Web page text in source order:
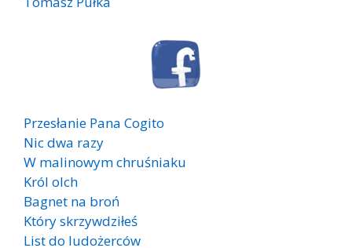
Przesłanie Pana Cogito
Nic dwa razy
W malinowym chruśniaku
Król olch
Bagnet na broń
Który skrzywdziłeś
List do ludożerców